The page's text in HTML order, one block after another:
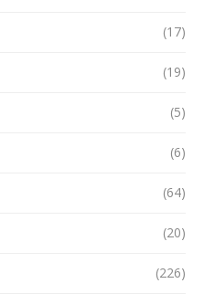
(17)
(19)
(5)
(6)
(64)
(20)
(226)